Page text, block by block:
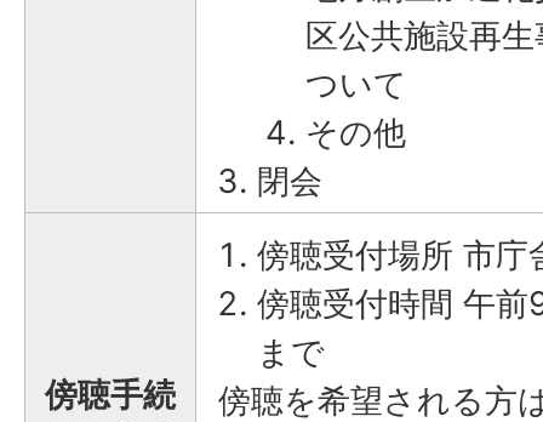
区公共施設再
ついて
その他
閉会
傍聴手続
傍聴受付場所 市
傍聴受付時間 午
まで
傍聴を希望される方